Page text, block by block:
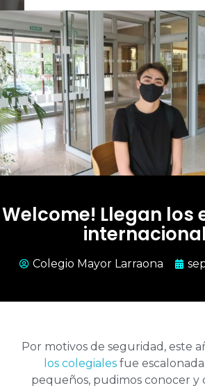
Welcome! Llegan los
Colegio Mayor Larraona
Por motivos de seguridad, este
los colegiales fue
pequeños, pudimos conocer y